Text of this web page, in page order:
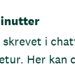
skrevet i
Her kan